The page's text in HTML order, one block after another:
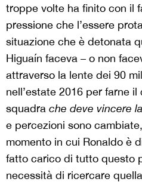
troppe volte ha finito con il
pressione che l’essere
situazione che è detonata
Higuaín faceva – o non
attraverso la lente dei 90
nell’estate 2016 per farne
squadra che deve vincere
e percezioni sono
momento in cui Ronaldo è
fatto carico di tutto questo
necessità di ricercare